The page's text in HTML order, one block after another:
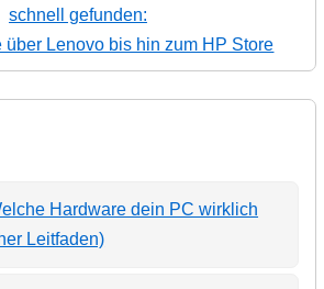
schnell gefunden:
über Lenovo bis hin zum HP Store
Hardware dein PC wirklich
Leitfaden)